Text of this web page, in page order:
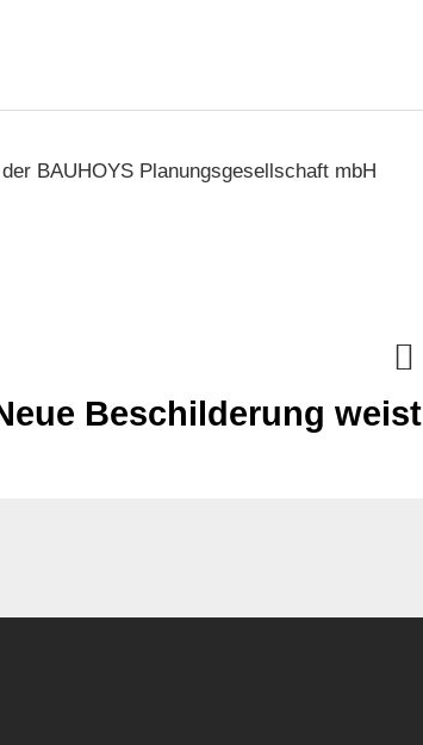
BAUHOYS Planungsgesellschaft mbH
Beschilderung